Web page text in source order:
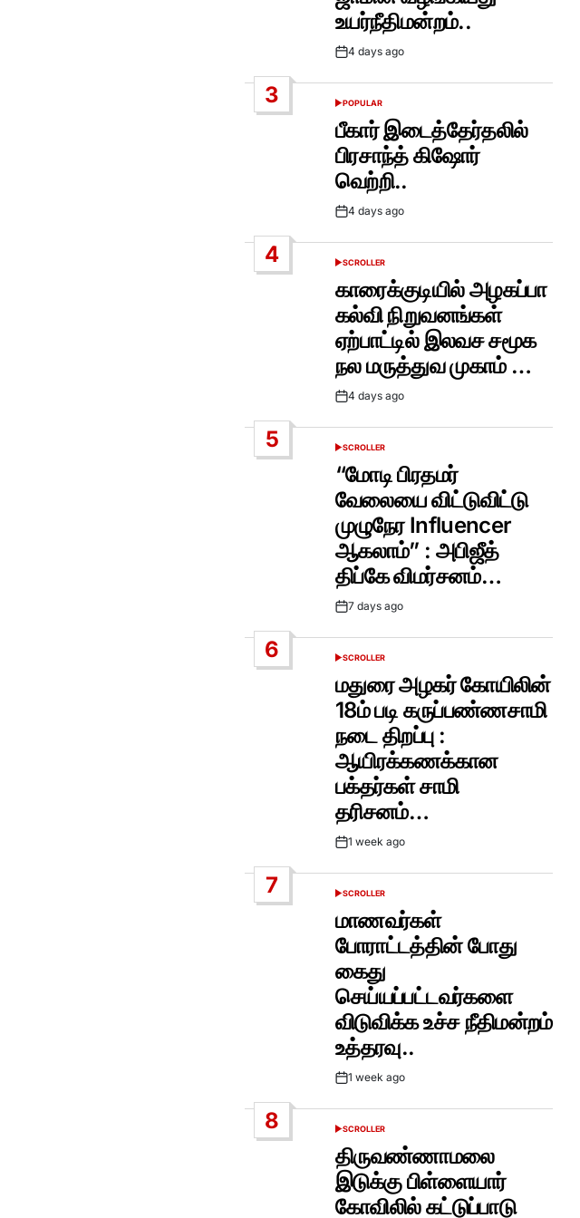
உயர்நீதிமன்றம்..
Post4 days ago
3
POSTED
POPULAR
பீகார் இடைத்தேர்தலில்
பிரசாந்த் கிஷோர்
வெற்றி..
Post4 days ago
4
POSTED
SCROLLER
காரைக்குடியில் அழகப்பா
கல்வி நிறுவனங்கள்
ஏற்பாட்டில் இலவச சமூக
நல மருத்துவ முகாம் …
Post4 days ago
5
POSTED
SCROLLER
“மோடி பிரதமர்
வேலையை விட்டுவிட்டு
முழுநேர Influencer
ஆகலாம்” : அபிஜீத்
திப்கே விமர்சனம்…
Post7 days ago
6
POSTED
SCROLLER
மதுரை அழகர் கோயிலின்
18ம் படி கருப்பண்ணசாமி
நடை திறப்பு :
ஆயிரக்கணக்கான
பக்தர்கள் சாமி
தரிசனம்…
Post1 week ago
7
POSTED
SCROLLER
மாணவர்கள்
போராட்டத்தின் போது
கைது
செய்யப்பட்டவர்களை
விடுவிக்க உச்ச நீதிமன்றம்
உத்தரவு..
Post1 week ago
8
POSTED
SCROLLER
திருவண்ணாமலை
இடுக்கு பிள்ளையார்
கோவிலில் கட்டுப்பாடு